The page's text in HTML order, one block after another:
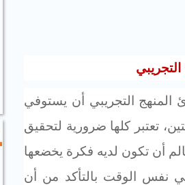
المنهج التجريبي أن يستوفي
تعتبر كلها ضرورية لتحقيق
أن تكون لديه فكرة يخضعها
نفس الوقت بالتأكد من أن